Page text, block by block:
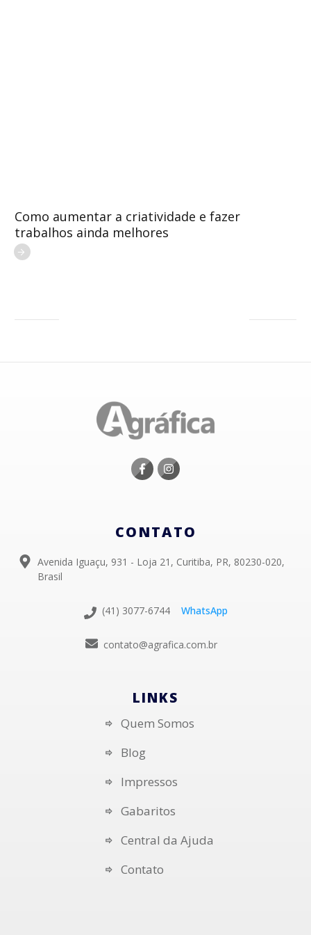
Como aumentar a criatividade e fazer
trabalhos ainda melhores
CONTATO
Avenida Iguaçu, 931 - Loja 21, Curitiba, PR, 80230-020,
Brasil
(41) 3077-6744 WhatsApp
contato@agrafica.com.br
LINKS
Quem Somos
Blog
Impressos
Gabaritos
Central da Ajuda
Contato